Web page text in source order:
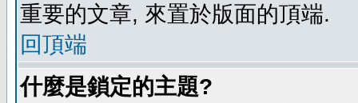
重要的文章, 來置於版面的頂端.
回頂端
什麼是鎖定的主題?